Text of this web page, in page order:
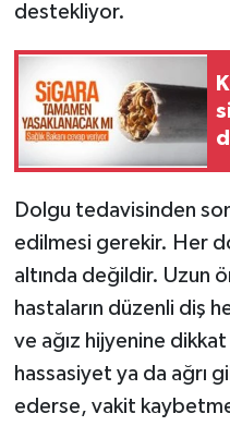
destekliyor.
Dolgu tedavisinden
edilmesi gerekir. Her
altında değildir. Uzun
hastaların düzenli diş
ve ağız hijyenine
hassasiyet ya da ağrı
ederse, vakit